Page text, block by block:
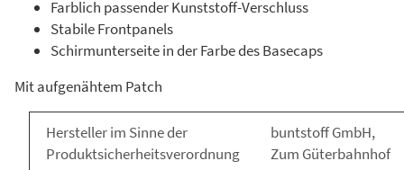
Farblich passender Kunststoff-Verschluss
Stabile Frontpanels
Schirmunterseite in der Farbe des Basecaps
Mit aufgenähtem Patch
Hersteller im Sinne der
Produktsicherheitsverordnung
buntstoff GmbH,
Zum Güterbahnhof